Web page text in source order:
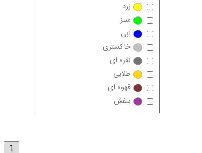
زرد
سبز
آبی
خاکستری
نقره ای
طلایی
قهوه ای
بنفش
1